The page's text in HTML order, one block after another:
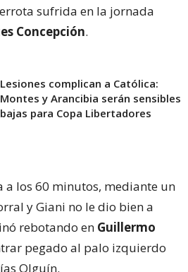
sufrida en la jornada
Concepción.
Lesiones complican a Católica:
Montes y Arancibia serán sensibles
bajas para Copa Libertadores
a los 60 minutos, mediante un
y Giani no le dio bien a
rebotando en Guillermo
pegado al palo izquierdo
Olguín.